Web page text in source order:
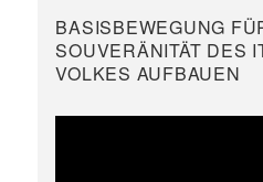
BASISBEWEGUNG
SOUVERÄNITÄT DES
VOLKES AUFBAUEN